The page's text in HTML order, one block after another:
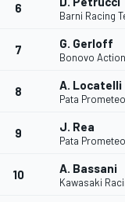
6
Barni Racing
7 G. Gerloff
Bonovo
8 A. Locatelli
Pata
9 J. Rea
Pata
10 A. Bassani
Kawasaki